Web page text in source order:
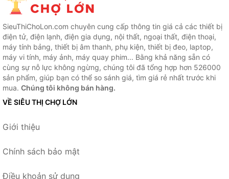
SieuThiChoLon.com chuyên cung cấp thông tin giá cả các thiết bị
điện tử, điện lạnh, điện gia dụng, nội thất, ngoại thất, điện thoại,
máy tính bảng, thiết bị âm thanh, phụ kiện, thiết bị đeo, laptop,
máy vi tính, máy ảnh, máy quay phim... Bằng khả năng sẵn có
cùng sự nỗ lực không ngừng, chúng tôi đã tổng hợp hơn 526000
sản phẩm, giúp bạn có thể so sánh giá, tìm giá rẻ nhất trước khi
mua. Chúng tôi không bán hàng.
VỀ SIÊU THỊ CHỢ LỚN
Giới thiệu
Chính sách bảo mật
Điều khoản sử dụng